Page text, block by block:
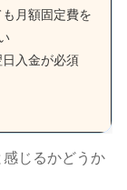
も月額固定費を
日入金が必須
じるかどうか